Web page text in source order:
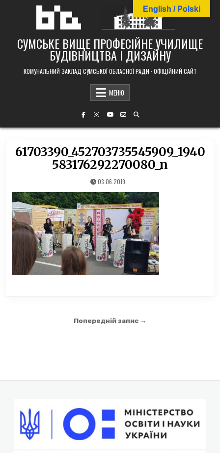
СУМСЬКЕ ВИЩЕ ПРОФЕСІЙНЕ УЧИЛИЩЕ
БУДІВНИЦТВА І ДИЗАЙНУ
КОМУНАЛЬНИЙ ЗАКЛАД СУМСЬКОЇ ОБЛАСНОЇ РАДИ · ОФІЦІЙНИЙ САЙТ
МЕНЮ
61703390_452703735545909_1940
583176292270080_n
03.06.2019
НавігаціяПопередній запис →
English / Polski